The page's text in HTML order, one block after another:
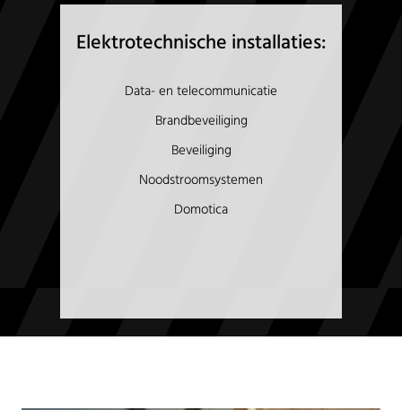
Elektrotechnische installaties:
Data- en telecommunicatie
Brandbeveiliging
Beveiliging
Noodstroomsystemen
Domotica